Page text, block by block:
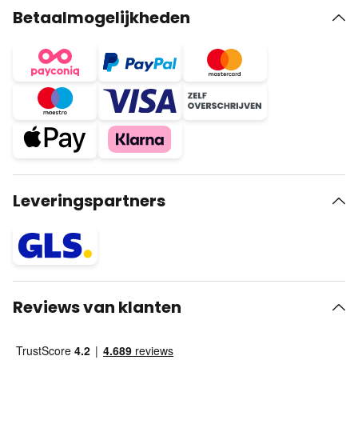
Betaalmogelijkheden
Leveringspartners
Reviews van klanten